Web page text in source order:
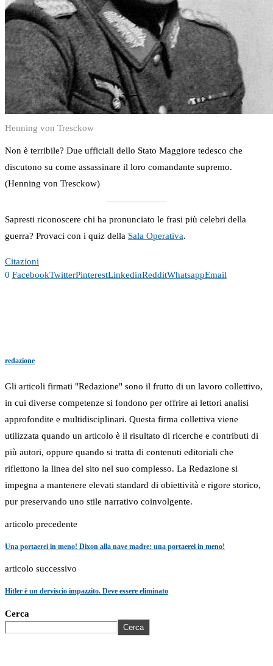
Henning von Tresckow
Non è terribile? Due ufficiali dello Stato Maggiore tedesco che
discutono su come assassinare il loro comandante supremo.
(Henning von Tresckow)
Sapresti riconoscere chi ha pronunciato le frasi più celebri della
guerra? Provaci con i quiz della Sala Operativa.
Citazioni
0 FacebookTwitterPinterestLinkedinRedditWhatsappEmail
redazione
Gli articoli firmati "Redazione" sono il frutto di un lavoro collettivo,
in cui diverse competenze si fondono per offrire ai lettori analisi
approfondite e multidisciplinari. Questa firma collettiva viene
utilizzata quando un articolo è il risultato di ricerche e contributi di
più autori, oppure quando si tratta di contenuti editoriali che
riflettono la linea del sito nel suo complesso. La Redazione si
impegna a mantenere elevati standard di obiettività e rigore storico,
pur preservando uno stile narrativo coinvolgente.
articolo precedente
Una portaerei in meno! Dixon alla nave madre: una portaerei in meno!
articolo successivo
Hitler è un derviscio impazzito. Deve essere eliminato
Cerca
Cerca